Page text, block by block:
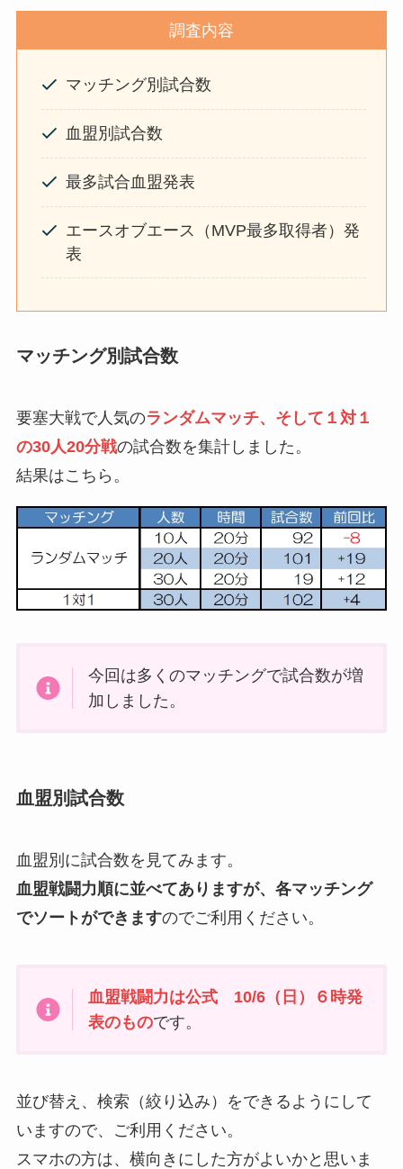
調査内容
マッチング別試合数
血盟別試合数
最多試合血盟発表
エースオブエース（MVP最多取得者）発
表
マッチング別試合数
要塞大戦で人気のランダムマッチ、そして１対１
の30人20分戦の試合数を集計しました。
結果はこちら。
今回は多くのマッチングで試合数が増
加しました。
血盟別試合数
血盟別に試合数を見てみます。
血盟戦闘力順に並べてありますが、各マッチング
でソートができますのでご利用ください。
血盟戦闘力は公式 10/6（日）６時発
表のものです。
並び替え、検索（絞り込み）をできるようにして
いますので、ご利用ください。
スマホの方は、横向きにした方がよいかと思いま